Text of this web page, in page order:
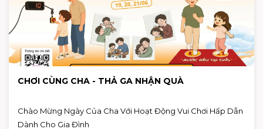
CHƠI CÙNG CHA - THẢ GA NHẬN QUÀ
Chào Mừng Ngày Của Cha Với Hoạt Động Vui Chơi Hấp Dẫn
Dành Cho Gia Đình